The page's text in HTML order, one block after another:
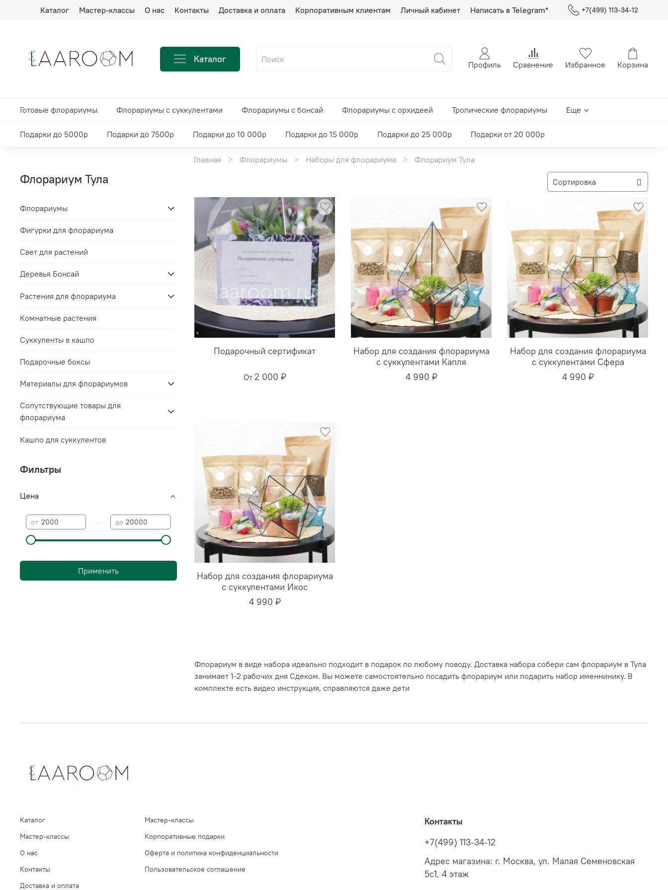
Каталог Мастер-классы О нас Контакты Доставка и оплата Корпоративным клиентам Личный кабинет Написать в Telegram* +7(499) 113-34-12
Каталог Профиль Сравнение Избранное Корзина
Готовые флорариумы Флорариумы с суккулентами Флорариумы с бонсай Флорариумы с орхидеей Тропические флорариумы Еще
Подарки до 5000р Подарки до 7500р Подарки до 10 000р Подарки до 15 000р Подарки до 25 000р Подарки от 20 000р
Главная Флорариумы Наборы для флорариума Флорариум Тула
Флорариум Тула
Подарочный сертификат
От 2 000 ₽
Набор для создания флорариума
с суккулентами Капля
4 990 ₽
Набор для создания флорариума
с суккулентами Сфера
4 990 ₽
Набор для создания флорариума
с суккулентами Икос
4 990 ₽
Флорариум в виде набора идеально подходит в подарок по любому поводу. Доставка набора собери сам флорариум вТула
занимает 1-2 рабочих дня Сдеком. Вы можете самостоятельно посадить флорариум или подарить набор именнинику. В
комплекте есть видео инструкция, справляются даже дети
Флорариумы
Фигурки для флорариума
Свет для растений
Деревья Бонсай
Растения для флорариума
Комнатные растения
Суккуленты в кашпо
Подарочные боксы
Материалы для флорариумов
Сопутствующие товары для
флорариума
Кашпо для суккулентов
Фильтры
Цена
от до
Применить
Каталог
Мастер-классы
О нас
Контакты
Доставка и оплата
Мастер-классы
Корпоративные подарки
Оферта и политика конфиденциальности
Пользовательское соглашение
Контакты
+7(499) 113-34-12
Адрес магазина: г. Москва, ул. Малая Семеновская
5с1, 4 этаж